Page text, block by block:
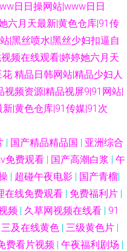
日日操网站|www日日
六月天最新|黄色仓库|91传
|黑丝喷水|黑丝少妇扣逼自
频在线观看|婷婷她六月天
花 精品日韩网站|精品少妇人
频资源|精品视屏9|91网站|
|黄色仓库|91传媒|91次
| 国产精品精品国 | 亚洲综合
免费观看 | 国产高潮白浆 | 午
| 超碰午夜电影 | 国产青榴|
在线免费观看 | 免费福利片 |
频 | 久草网视频在线看 | 91
三及在线黄色 | 三级黄色片 |
费看片视频 | 午夜福利剧场 |